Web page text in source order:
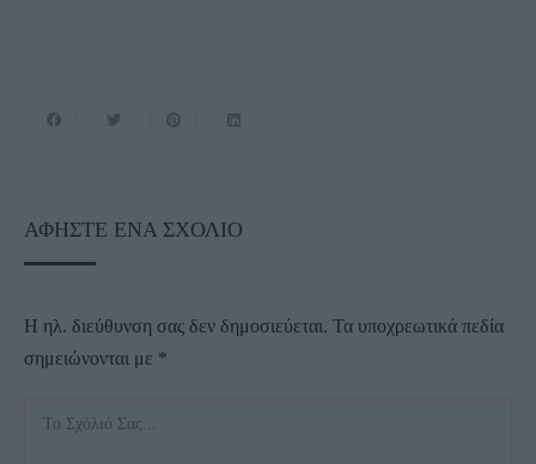
ΑΦΉΣΤΕ ΈΝΑ ΣΧΌΛΙΟ
Η ηλ. διεύθυνση σας δεν δημοσιεύεται. Τα υποχρεωτικά πεδία
σημειώνονται με *